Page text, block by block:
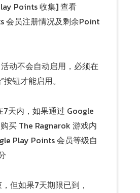
Points 收集] 查看
会员注册情况及剩余Point
动不会自动启用，必须在
钮才能启用。
天内，如果通过 Google
买 The Ragnarok 游戏内
Play Points 会员等级自
但如果7天期限已到，